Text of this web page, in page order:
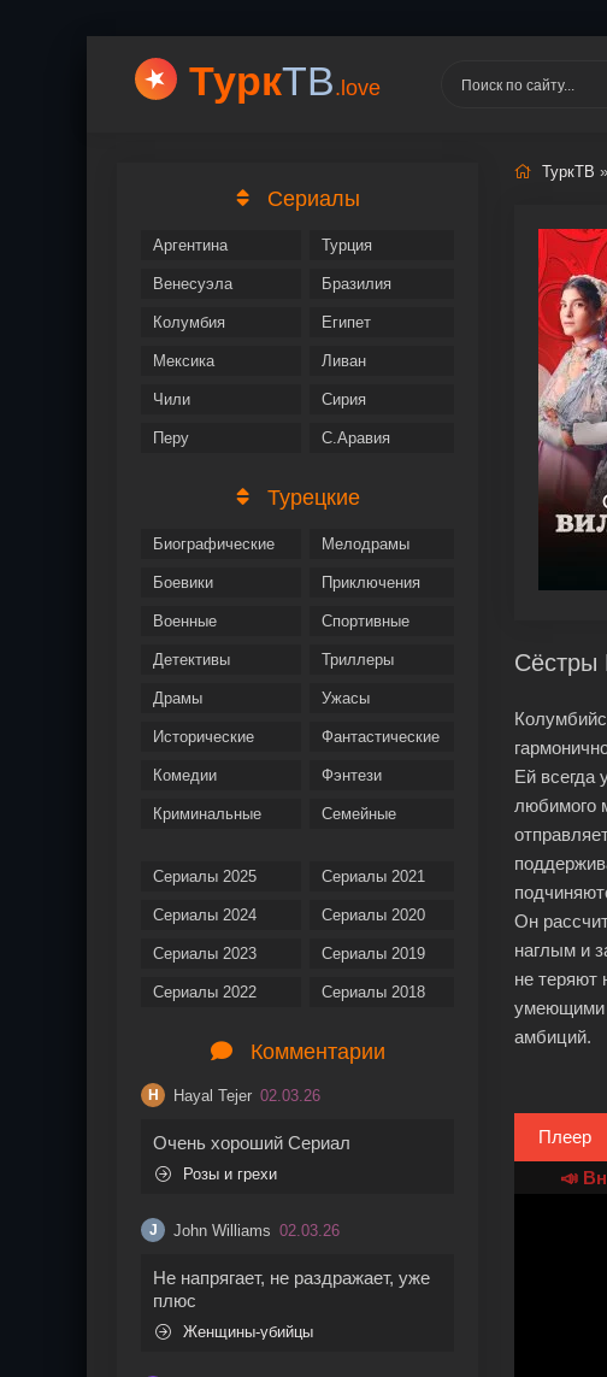
ТуркТВ.love
Сериалы
Аргентина
Венесуэла
Колумбия
Мексика
Чили
Перу
Турция
Бразилия
Египет
Ливан
Сирия
С.Аравия
Турецкие
Биографические
Боевики
Военные
Детективы
Драмы
Исторические
Комедии
Криминальные
Мелодрамы
Приключения
Спортивные
Триллеры
Ужасы
Фантастические
Фэнтези
Семейные
Сериалы 2025
Сериалы 2024
Сериалы 2023
Сериалы 2022
Сериалы 2021
Сериалы 2020
Сериалы 2019
Сериалы 2018
Комментарии
H Hayal Tejer 02.03.26
Очень хороший Сериал
Розы и грехи
J John Williams 02.03.26
Не напрягает, не раздражает, уже
плюс
Женщины-убийцы
ТуркТВ »
Сёстры
Ей всегда
любимого
Он
наглым и
не теряют
умеющими
амбиций.
Плеер
📣